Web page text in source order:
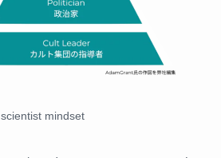
scientist mindset